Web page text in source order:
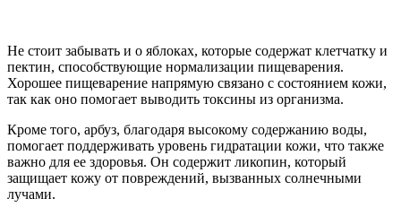
Не стоит забывать и о яблоках, которые содержат клетчатку и
пектин, способствующие нормализации пищеварения.
Хорошее пищеварение напрямую связано с состоянием кожи,
так как оно помогает выводить токсины из организма.
Кроме того, арбуз, благодаря высокому содержанию воды,
помогает поддерживать уровень гидратации кожи, что также
важно для ее здоровья. Он содержит ликопин, который
защищает кожу от повреждений, вызванных солнечными
лучами.